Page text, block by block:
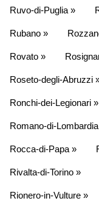
Ruvo-di-Puglia »
Rubano »
Rovato »
Roseto-degli-Abruzzi
Ronchi-dei-Legionari »
Romano-di-
Rocca-di-Papa »
Rivalta-di-Torino »
Rionero-in-Vulture »